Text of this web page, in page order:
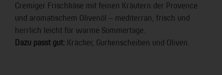
Cremiger Frischkäse mit feinen Kräutern der Provence
und aromatischem Olivenöl – mediterran, frisch und
herrlich leicht für warme Sommertage.
Dazu passt gut: Kräcker, Gurkenscheiben und Oliven.